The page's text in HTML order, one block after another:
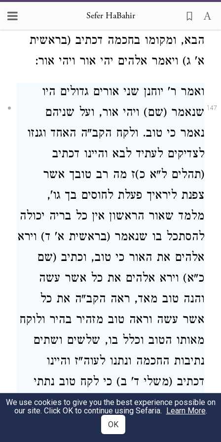
Sefer HaBahir 146 המהולל המאושר, הוא בית העולם
הבא, ומקומו בחכמה דכתיב (בראשית
א' ג) ויאמר אלהים יהי אור ויהי אור:
147
ואמר ר' יוחנן שני אורים גדולים היו
שנאמר (שם) ויהי אור, ועל שניהם
נאמר כי טוב. ולקח הקב"ה האחד וגנזו
לצדיקים לעתיד לבא והיינו דכתיב
(תהלים ל"א כ)ז מה רב טובך אשר
צפנת ליראיך פעלת לחוסים בך גו',
מלמד שאור הראשון אין כל בריה יכולה
להסתכל בו שנאמר (בראשית א' ד) וירא
אלהים את האור כי טוב, וכתיב (שם
כ"א) וירא אלהים את כל אשר עשה
והנה טוב מאד, ראה הקב"ה את כל
אשר עשה וראה טוב מזהיר בהיר ולוקח
מאותו הטוב וכלל בו, שלשים ושתים
נתיבות החכמה ונתנו לעוה"ז והיינו
דכתיב (משלי ד' ב) כי לקח טוב נתתי
לכם תורתי אל תעזובו, הוי אומר זו
אוצרה של תורה שבעל פה, ואמר
We use cookies to give you the best experience possible on
our site. Click OK to continue using Sefaria. Learn More.
OK